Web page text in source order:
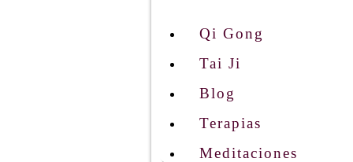
Qi Gong
Tai Ji
Blog
Terapias
Meditaciones